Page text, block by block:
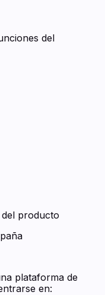
del
producto
plataforma de
en: